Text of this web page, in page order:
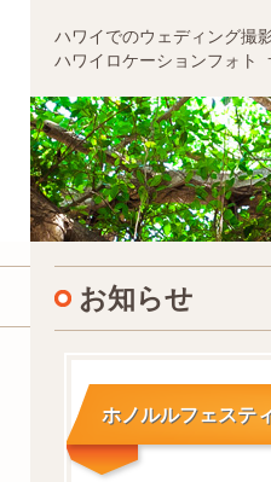
ハワイでのウェディング撮
ハワイロケーションフォト
お知らせ
ホノルルフェステ